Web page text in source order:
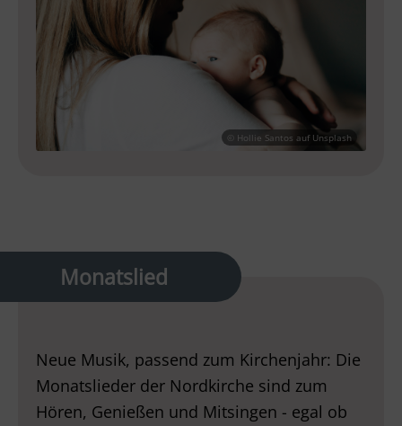
© Hollie Santos auf Unsplash
Monatslied
Neue Musik, passend zum Kirchenjahr: Die
Monatslieder der Nordkirche sind zum
Hören, Genießen und Mitsingen - egal ob